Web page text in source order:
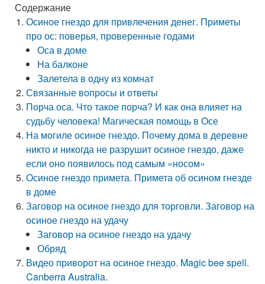
Содержание
Осиное гнездо для привлечения денег. Приметы
про ос: поверья, проверенные годами
Оса в доме
На балконе
Залетела в одну из комнат
Связанные вопросы и ответы
Порча оса. Что такое порча? И как она влияет на
судьбу человека! Магическая помощь в Осе
На могиле осиное гнездо. Почему дома в деревне
никто и никогда не разрушит осиное гнездо, даже
если оно появилось под самым «носом»
Осиное гнездо примета. Примета об осином гнезде
в доме
Заговор на осиное гнездо для торговли. Заговор на
осиное гнездо на удачу
Заговор на осиное гнездо на удачу
Обряд
Видео приворот на осиное гнездо. Magic bee spell.
Canberra Australia.